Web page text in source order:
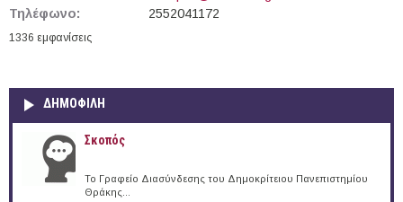
Τηλέφωνο:
2552041172
1336 εμφανίσεις
ΔΗΜΟΦΙΛΗ
Σκοπός
Το Γραφείο Διασύνδεσης του Δημοκρίτειου Πανεπιστημίου
Θράκης...